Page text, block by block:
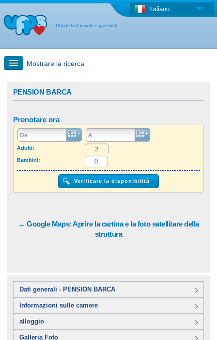
Offerte last minute e pacchetti
Italiano
Mostrare la ricerca
Offerta last minute + Offerta forfettaria
Altro paese
PENSION BARCA
Prenotare ora
Adulti:
Bambini:
→ Google Maps: Aprire la cartina e la foto satellitare della
struttura
Dati generali - PENSION BARCA
Informazioni sulle camere
alloggio
Galleria Foto